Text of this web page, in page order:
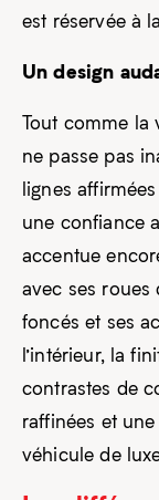
est réservée à
Un design
Tout comme la
ne passe pas
lignes
une confiance
accentue
avec ses roues
foncés et ses
l’intérieur, la
contrastes de
raffinées et une
véhicule de